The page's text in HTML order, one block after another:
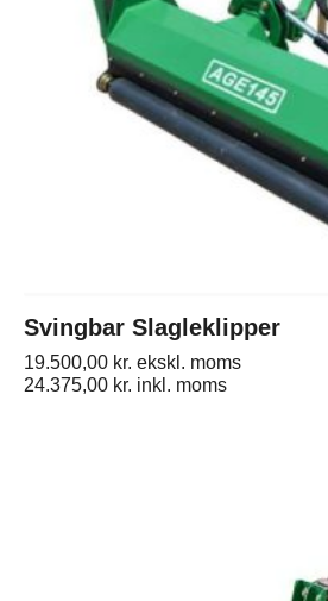
Svingbar Slagleklipper
19.500,00 kr. ekskl. moms
24.375,00 kr. inkl. moms